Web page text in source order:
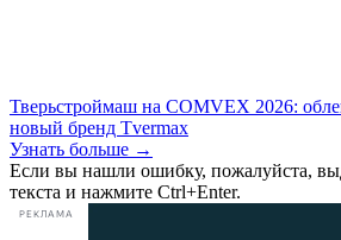
Тверьстроймаш на COMVEX 2026:
новый бренд Tvermax
Узнать больше →
Если вы нашли ошибку, пожалуйста,
текста и нажмите Ctrl+Enter.
РЕКЛАМА